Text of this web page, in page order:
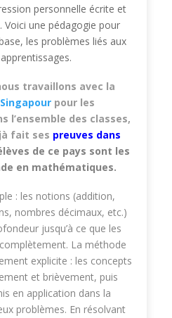
personnelle écrite et
Voici une pédagogie pour
les problèmes liés aux
travaillons avec la
Singapour pour les
l’ensemble des classes,
fait ses preuves dans
de ce pays sont les
en mathématiques.
: les notions (addition,
nombres décimaux, etc.)
jusqu’à ce que les
La méthode
explicite : les concepts
et brièvement, puis
en application dans la
problèmes. En résolvant